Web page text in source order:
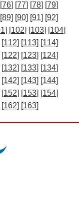
76] [77] [78] [79]
89] [90] [91] [92]
] [102] [103] [104]
[112] [113] [114]
[122] [123] [124]
[132] [133] [134]
[142] [143] [144]
[152] [153] [154]
[162] [163]